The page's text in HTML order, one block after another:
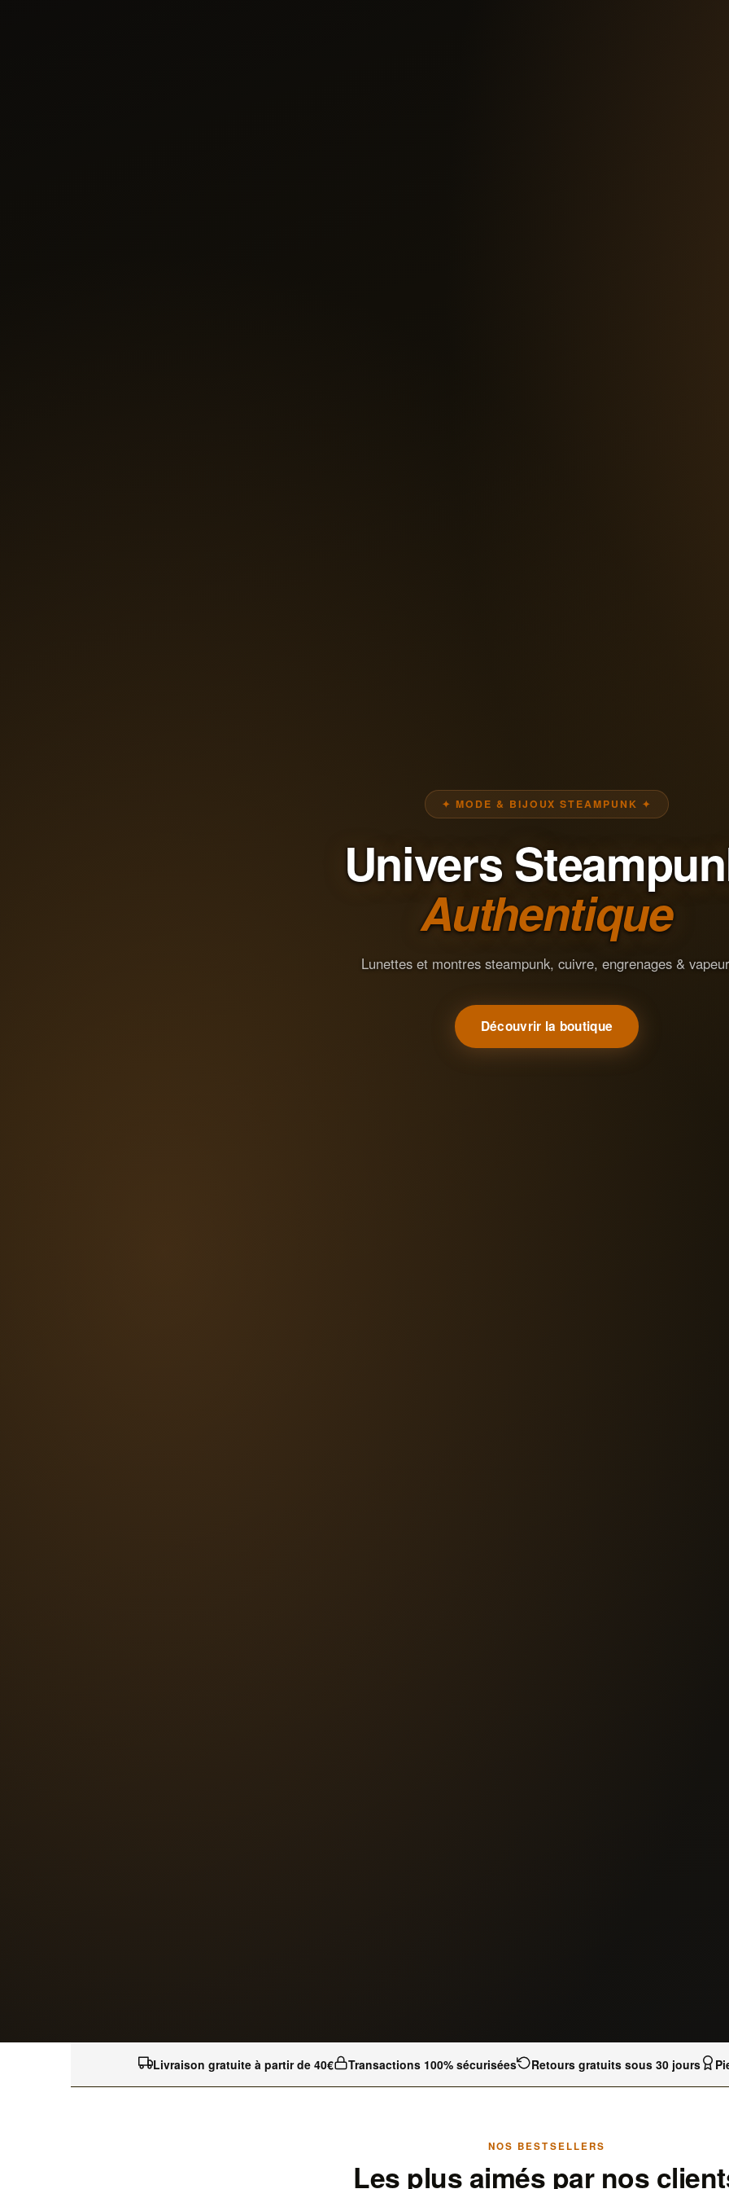
✦ MODE & BIJOUX STEAMPUNK ✦
Univers
Authentique
Lunettes et montres steampunk, cuivre, engrenages &
Découvrir la boutique
Livraison gratuite à partir de 40€ Transactions 100% sécurisées Retours gratuits sous 30 jours
NOS BESTSELLERS
Les plus aimés par nos